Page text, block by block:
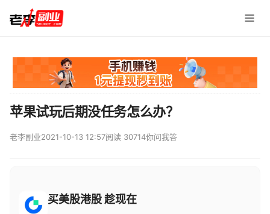
苹果试玩后期没任务怎么办？
老李副业2021-10-13 12:57阅读 30714你问我答
买美股港股 趁现在